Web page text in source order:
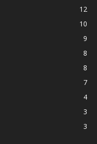
12
10
9
8
8
7
4
3
3